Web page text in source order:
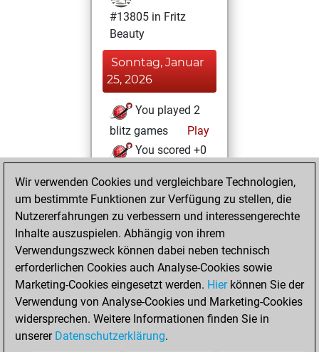
#13805 in Fritz
Beauty
Sonntag, Januar
25, 2026
You played 2
blitz games
Play
You scored +0
Dienstag, Juli 22,
2025
You achieved a
BeautyScore of 12
Fritz
You
achieved a new Elo
of 1591
You created
Wir verwenden Cookies und vergleichbare Technologien,
um bestimmte Funktionen zur Verfügung zu stellen, die
Nutzererfahrungen zu verbessern und interessengerechte
Inhalte auszuspielen. Abhängig von ihrem
Verwendungszweck können dabei neben technisch
erforderlichen Cookies auch Analyse-Cookies sowie
Marketing-Cookies eingesetzt werden. Hierkönnen Sie der
Verwendung von Analyse-Cookies und Marketing-Cookies
widersprechen. Weitere Informationen finden Sie in
unserer Datenschutzerklärung.